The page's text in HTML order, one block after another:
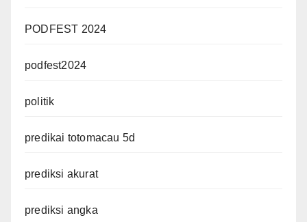
PODFEST 2024
podfest2024
politik
predikai totomacau 5d
prediksi akurat
prediksi angka